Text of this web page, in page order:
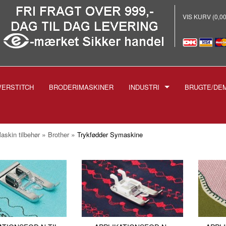
VIS KURV
BRODERIMASKINER INDUSTRI
-BRODERI
-STRYGEANLÆG PROF.
-SKÆREMASKINER
SPOLER TIL
NÅLE TIL
1738 1515
-TRYKFØDDER
BRUGTE/
tilbehør» Brother» Trykfødder Symaskine